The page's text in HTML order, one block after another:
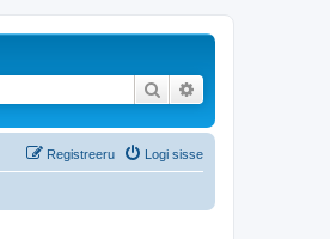
Otsi
Logi sisse
Registreeru